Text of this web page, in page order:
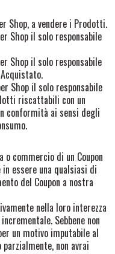
Shop, a vendere i Prodotti.
Shop il solo responsabile
Shop il solo responsabile
Shop il solo responsabile
riscattabili con un
conformità ai sensi degli
commercio di un Coupon
essere una qualsiasi di
del Coupon a nostra
nella loro interezza
Sebbene non
un motivo imputabile al
non avrai